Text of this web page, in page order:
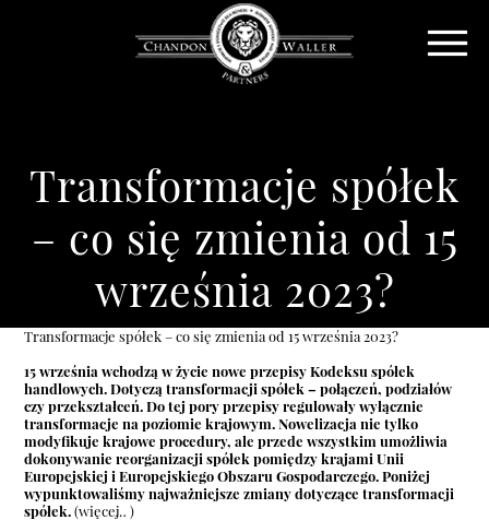
Transformacje spółek
– co się zmienia od 15
września 2023?
Transformacje spółek – co się zmienia od 15 września 2023?
15 września wchodzą w życie nowe przepisy Kodeksu spółek
handlowych. Dotyczą transformacji spółek – połączeń, podziałów
czy przekształceń. Do tej pory przepisy regulowały wyłącznie
transformacje na poziomie krajowym. Nowelizacja nie tylko
modyfikuje krajowe procedury, ale przede wszystkim umożliwia
dokonywanie reorganizacji spółek pomiędzy krajami Unii
Europejskiej i Europejskiego Obszaru Gospodarczego. Poniżej
wypunktowaliśmy najważniejsze zmiany dotyczące transformacji
spółek. (więcej…)